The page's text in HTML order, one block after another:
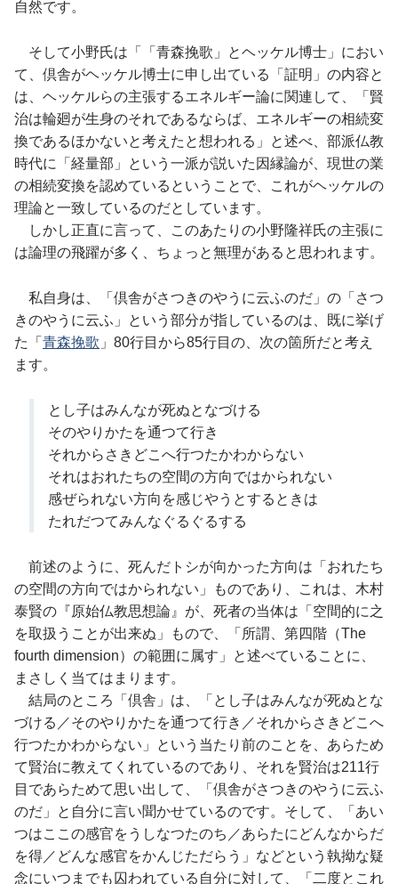
自然です。
そして小野氏は「「青森挽歌」とヘッケル博士」におい
て、倶舎がヘッケル博士に申し出ている「証明」の内容と
は、ヘッケルらの主張するエネルギー論に関連して、「賢
治は輪廻が生身のそれであるならば、エネルギーの相続変
換であるほかないと考えたと想われる」と述べ、部派仏教
時代に「経量部」という一派が説いた因縁論が、現世の業
の相続変換を認めているということで、これがヘッケルの
理論と一致しているのだとしています。
しかし正直に言って、このあたりの小野隆祥氏の主張に
は論理の飛躍が多く、ちょっと無理があると思われます。
私自身は、「倶舎がさつきのやうに云ふのだ」の「さつ
きのやうに云ふ」という部分が指しているのは、既に挙げ
た「 青森挽歌 」80行目から85行目の、次の箇所だと考え
ます。
とし子はみんなが死ぬとなづける
そのやりかたを通つて行き
それからさきどこへ行つたかわからない
それはおれたちの空間の方向ではかられない
感ぜられない方向を感じやうとするときは
たれだつてみんなぐるぐるする
前述のように、死んだトシが向かった方向は「おれたち
の空間の方向ではかられない」ものであり、これは、木村
泰賢の『原始仏教思想論』が、死者の当体は「空間的に之
を取扱うことが出来ぬ」もので、「所謂、第四階（The
fourth dimension）の範囲に属す」と述べていることに、
まさしく当てはまります。
結局のところ「倶舎」は、「とし子はみんなが死ぬとな
づける／そのやりかたを通つて行き／それからさきどこへ
行つたかわからない」という当たり前のことを、あらため
て賢治に教えてくれているのであり、それを賢治は211行
目であらためて思い出して、「倶舎がさつきのやうに云ふ
のだ」と自分に言い聞かせているのです。そして、「あい
つはここの感官をうしなつたのち／あらたにどんなからだ
を得／どんな感官をかんじただらう」などという執拗な疑
念にいつまでも囚われている自分に対して、「二度とこれ